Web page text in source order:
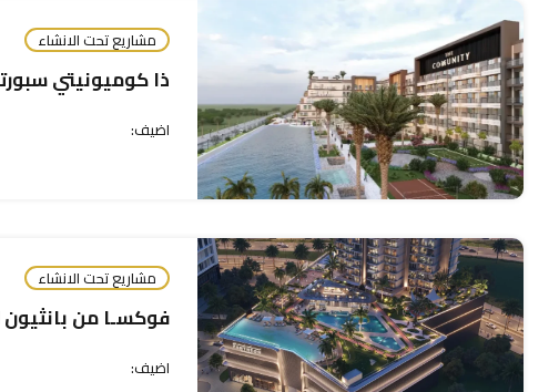
مشاريع تحت الانشاء
ذا كوميونيتي
اضيف:
مشاريع تحت الانشاء
فوكسـا من بانثيون
اضيف: